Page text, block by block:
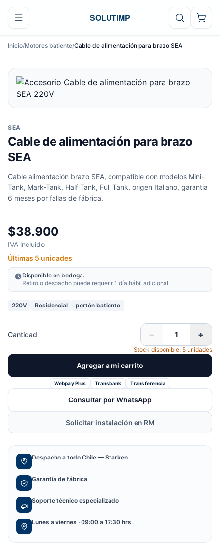
Ir al contenido
SOLUTIMP
Inicio/Motores batiente/Cable de alimentación para brazo SEA
SEA
Cable de alimentación para brazo
SEA
Cable alimentación brazo SEA, compatible con modelos Mini-
Tank, Mark-Tank, Half Tank, Full Tank, origen Italiano, garantia
6 meses por fallas de fábrica.
$38.900
IVA incluido
Últimas 5 unidades
Disponible en bodega.
Retiro o despacho puede requerir 1 día hábil adicional.
220V Residencial portón batiente
Cantidad − +
Stock disponible: 5 unidades
Agregar a mi carrito
Webpay Plus Transbank Transferencia
Consultar por WhatsApp
Solicitar instalación en RM
Despacho a todo Chile — Starken
Garantía de fábrica
Soporte técnico especializado
Lunes a viernes · 09:00 a 17:30 hrs